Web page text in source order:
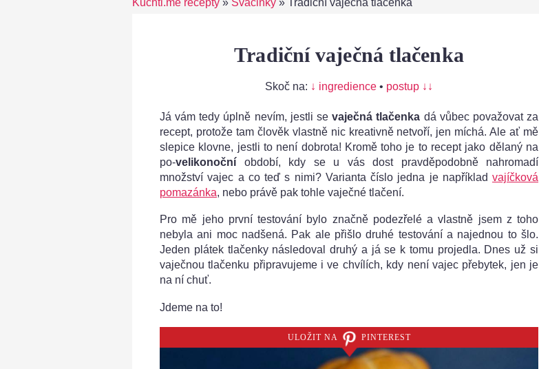
Kuchti.me recepty » Svačinky » Tradiční vaječná tlačenka
Tradiční vaječná tlačenka
Skoč na: ↓ ingredience • postup ↓↓
Já vám tedy úplně nevím, jestli sevaječná tlačenka dá vůbec považovat za
recept, protože tam člověk vlastně nic kreativně netvoří, jen míchá. Ale ať mě
slepice klovne, jestli to není dobrota! Kromě toho je to recept jako dělaný na
po-velikonoční období, kdy se u vás dost pravděpodobně nahromadí
množství vajec a co teď s nimi? Varianta číslo jedna je například vajíčková
pomazánka, nebo právě pak tohle vaječné tlačení.
Pro mě jeho první testování bylo značně podezřelé a vlastně jsem z toho
nebyla ani moc nadšená. Pak ale přišlo druhé testování a najednou to šlo.
Jeden plátek tlačenky následoval druhý a já se k tomu projedla. Dnes už si
vaječnou tlačenku připravujeme i ve chvílích, kdy není vajec přebytek, jen je
na ní chuť.
Jdeme na to!
ULOŽIT NA PINTEREST